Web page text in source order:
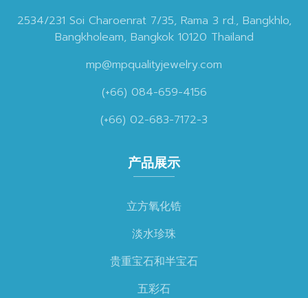
2534/231 Soi Charoenrat 7/35, Rama 3 rd., Bangkhlo,
Bangkholeam, Bangkok 10120 Thailand
mp@mpqualityjewelry.com
(+66) 084-659-4156
(+66) 02-683-7172-3
产品展示
立方氧化锆
淡水珍珠
贵重宝石和半宝石
五彩石